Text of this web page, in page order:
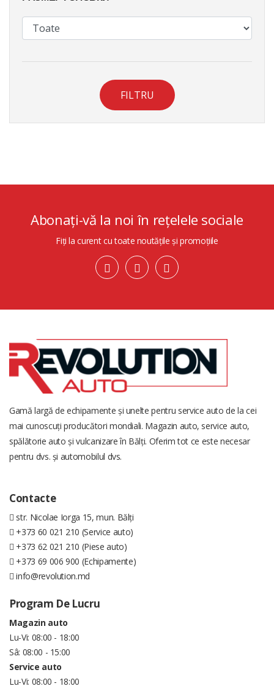
FILTRU
Abonați-vă la noi în rețelele sociale
Fiți la curent cu toate noutățile și promoțiile
Gamă largă de echipamente și unelte pentru service auto de la cei
mai cunoscuți producători mondiali. Magazin auto, service auto,
spălătorie auto și vulcanizare în Bălți. Oferim tot ce este necesar
pentru dvs. și automobilul dvs.
Contacte
str. Nicolae Iorga 15, mun. Bălți
+373 60 021 210 (Service auto)
+373 62 021 210 (Piese auto)
+373 69 006 900 (Echipamente)
info@revolution.md
Program De Lucru
Magazin auto
Lu-Vi: 08:00 - 18:00
Sâ: 08:00 - 15:00
Service auto
Lu-Vi: 08:00 - 18:00